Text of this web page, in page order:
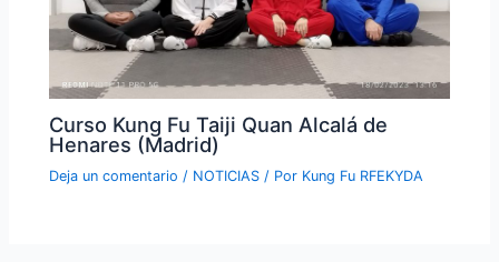
Curso Kung Fu Taiji Quan Alcalá de
Henares (Madrid)
Deja un comentario / NOTICIAS / Por Kung Fu RFEKYDA